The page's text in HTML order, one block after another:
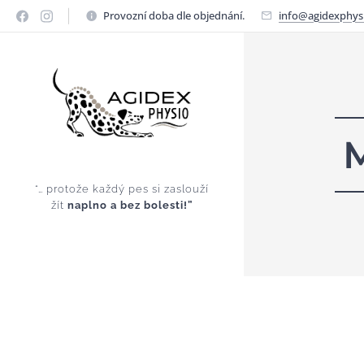
Provozní doba dle objednání.
“… protože každý pes si zaslouží
žít naplno a bez bolesti!”